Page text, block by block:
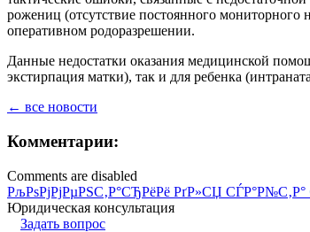
рожениц (отсутствие постоянного мониторного
оперативном родоразрешении.
Данные недостатки оказания медицинской
экстирпация матки), так и для ребенка
← все новости
Комментарии:
Comments are disabled
РљРѕРјРјРµРЅС‚Р°СЂРёРё РґР»СЏ СЃР°Р№С‚Р°
Юридическая консультация
Задать вопрос